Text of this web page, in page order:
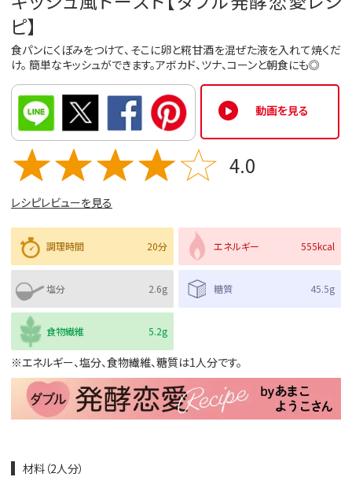
ピ】
食パンにくぼみをつけて、そこに卵と糀甘酒を混ぜた液を入れて焼くだ
け。 簡単なキッシュができます。アボカド、ツナ、コーンと朝食にも◎
動画を見る
4.0
レシピレビューを見る
調理時間 20分 エネルギー 555kcal
塩分 2.6g 糖質 45.5g
食物繊維 5.2g
※エネルギー、塩分、食物繊維、糖質は1人分です。
材料（2人分）